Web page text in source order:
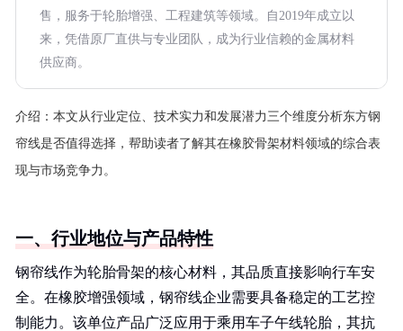
售，服务于轮胎增强、工程建筑等领域。自2019年成立以
来，凭借原厂直供与专业团队，成为行业信赖的金属材料
供应商。
介绍： 本文从行业定位、技术实力和发展潜力三个维度分析东方钢
帘线是否值得选择，帮助读者了解其在橡胶骨架材料领域的综合表
现与市场竞争力。
一、行业地位与产品特性
钢帘线作为轮胎骨架的核心材料，其品质直接影响行车安
全。在橡胶增强领域，钢帘线企业需要具备稳定的工艺控
制能力。该单位产品广泛应用于乘用车子午线轮胎，其抗